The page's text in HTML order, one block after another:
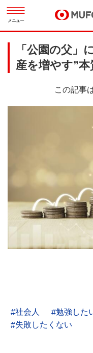
メニュー
「公園の父」
産を増やす”本
この記事
社会人 勉強した
失敗したくない